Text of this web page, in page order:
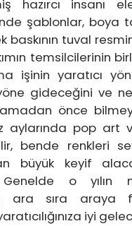
hazırcı insanı
şablonlar, boya
baskının tuval
temsilcilerinin
işinin yaratıcı
gideceğini ve
önce
aylarında pop art
bende renkleri
büyük keyif
Genelde o yılın
ara sıra araya
iyi